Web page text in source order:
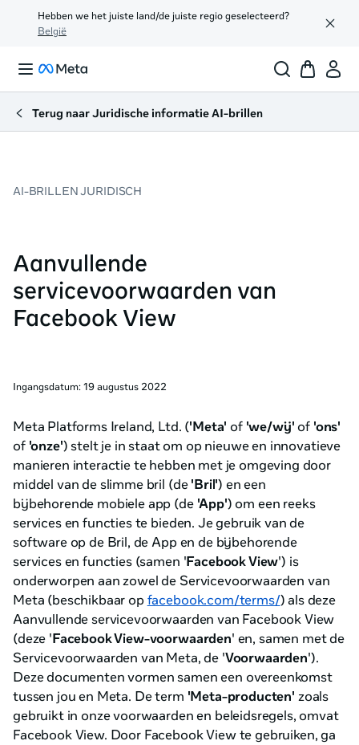
Hebben we het juiste land/de juiste regio geselecteerd?
België
Terug naar Juridische informatie AI-brillen
AI-BRILLEN JURIDISCH
Aanvullende
servicevoorwaarden van
Facebook View
Ingangsdatum: 19 augustus 2022
Meta Platforms Ireland, Ltd. ('Meta' of 'we/wij' of 'ons'
of 'onze') stelt je in staat om op nieuwe en innovatieve
manieren interactie te hebben met je omgeving door
middel van de slimme bril (de 'Bril') en een
bijbehorende mobiele app (de 'App') om een reeks
services en functies te bieden. Je gebruik van de
software op de Bril, de App en de bijbehorende
services en functies (samen 'Facebook View') is
onderworpen aan zowel de Servicevoorwaarden van
Meta (beschikbaar op facebook.com/terms/) als deze
Aanvullende servicevoorwaarden van Facebook View
(deze 'Facebook View-voorwaarden' en, samen met de
Servicevoorwaarden van Meta, de 'Voorwaarden').
Deze documenten vormen samen een overeenkomst
tussen jou en Meta. De term 'Meta-producten' zoals
gebruikt in onze voorwaarden en beleidsregels, omvat
Facebook View. Door Facebook View te gebruiken, ga